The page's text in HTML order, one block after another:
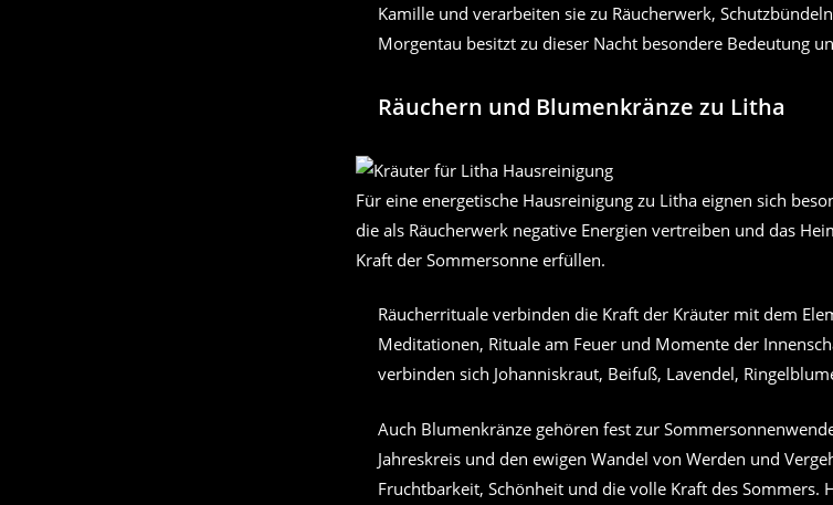
Kamille und verarbeiten sie zu Räucherwerk,
Morgentau besitzt zu dieser Nacht besondere Bedeutung
Räuchern und Blumenkränze zu Litha
Für eine energetische Hausreinigung zu Litha eignen sich
die als Räucherwerk negative Energien vertreiben und das
Kraft der Sommersonne erfüllen.
Räucherrituale verbinden die Kraft der Kräuter mit dem
Meditationen, Rituale am Feuer und Momente der
verbinden sich Johanniskraut, Beifuß, Lavendel,
Auch Blumenkränze gehören fest zur
Jahreskreis und den ewigen Wandel von Werden und
Fruchtbarkeit, Schönheit und die volle Kraft des Sommers.